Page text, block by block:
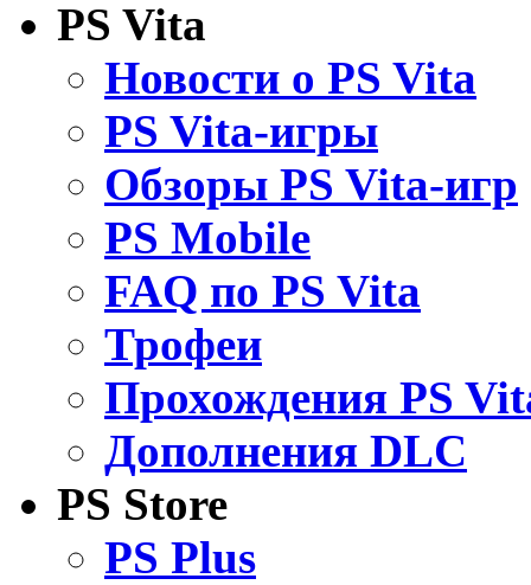
PS Vita
Новости о PS Vita
PS Vita-игры
Обзоры PS Vita-игр
PS Mobile
FAQ по PS Vita
Трофеи
Прохождения PS
Дополнения DLC
PS Store
PS Plus